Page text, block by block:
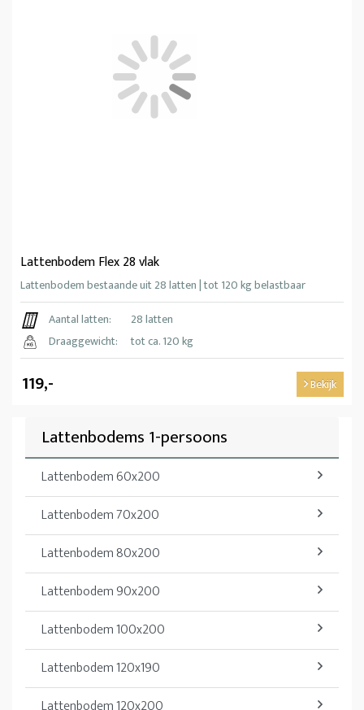
Lattenbodem Flex 28 vlak
Lattenbodem bestaande uit 28 latten | tot 120 kg belastbaar
Aantal latten:
28 latten
Draaggewicht:
tot ca. 120 kg
119,- Bekijk
Lattenbodems 1-persoons
Lattenbodem 60x200
Lattenbodem 70x200
Lattenbodem 80x200
Lattenbodem 90x200
Lattenbodem 100x200
Lattenbodem 120x190